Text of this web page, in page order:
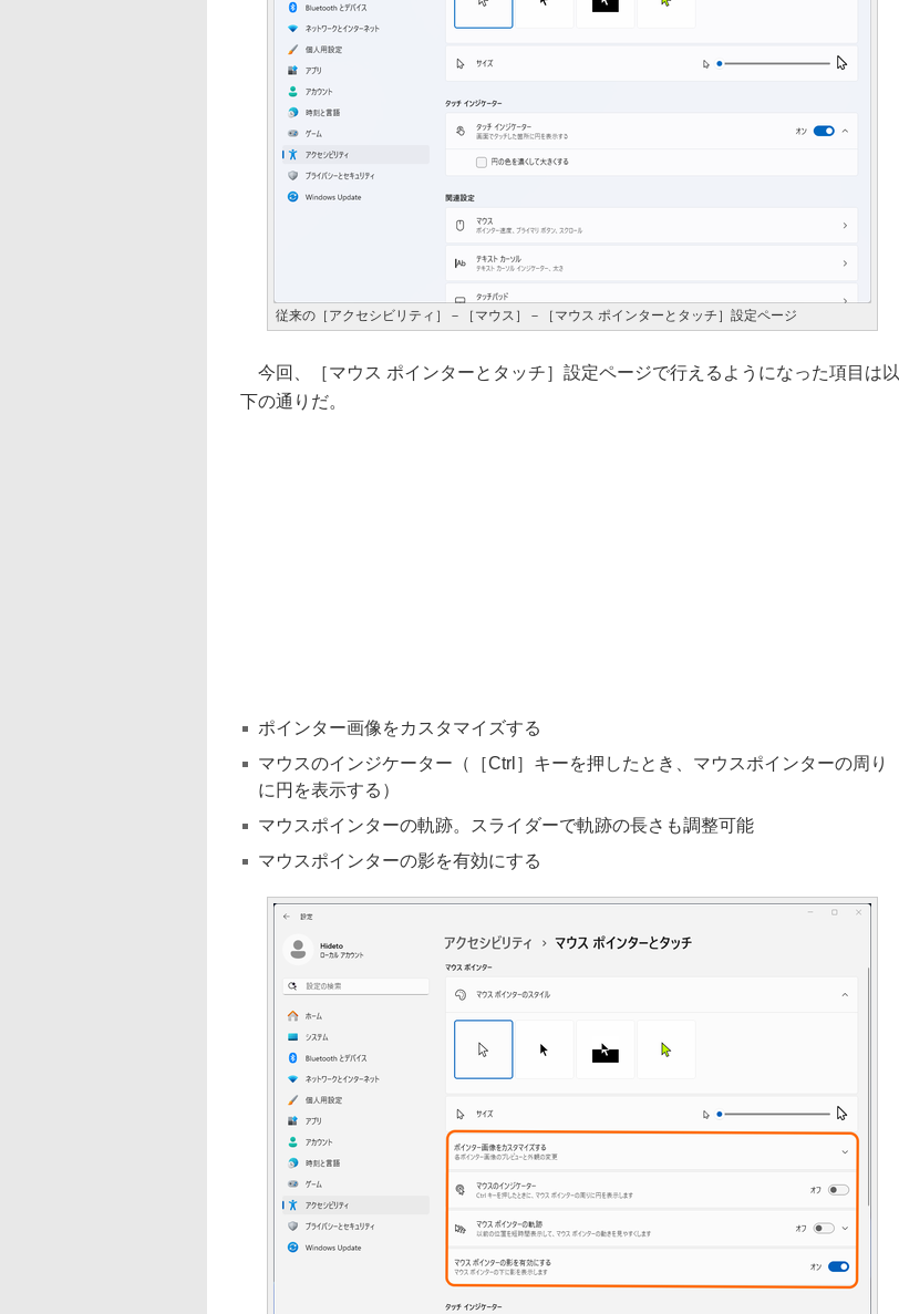
従来の［アクセシビリティ］－［マウス］－［マウス ポインターとタッチ］設定ページ
今回、［マウス ポインターとタッチ］設定ページで行えるようになった項目は以
下の通りだ。
ポインター画像をカスタマイズする
マウスのインジケーター（［Ctrl］キーを押したとき、マウスポインターの周り
に円を表示する）
マウスポインターの軌跡。スライダーで軌跡の長さも調整可能
マウスポインターの影を有効にする